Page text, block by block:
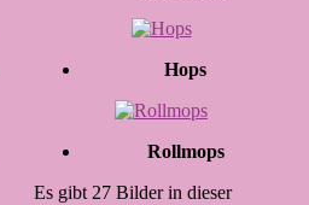
Hops
Rollmops
Es gibt 27 Bilder in dieser